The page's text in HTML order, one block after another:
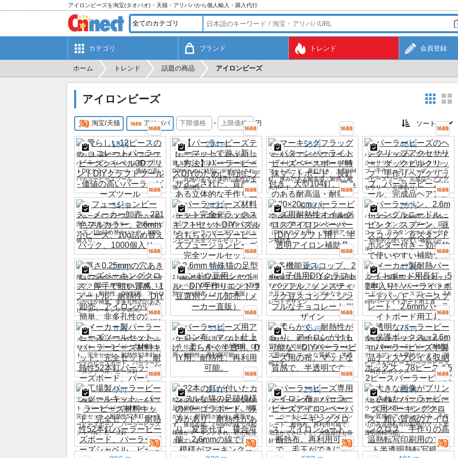
アイロンビーズを淘宝(タオバオ)・天猫・アリババから個人輸入・購入代行
カテゴリ ブランド トレンド 会員登録
ホーム トレンド 話題の商品 アイロンビーズ
アイロンビーズ
淘宝/天猫 アリババ - 円
18 円
愛らしい12ピースのチョコレート
パーラービーズシャベル3Dプリン
トDIYクラフトツール - 価値の高い
パーラービーズツール
264 円
【パーラービーズティーマットで
遊ぶ新しい方法】パーラービーズ
DIYのために特別にデザインされ
た、質感のある立体的な手作り生
地、耐熱性
55 円
マーキングフラッグとパターンパ
ーライトビーズベースボード特殊
マットボード、長釘付き、大型104
釘、厚みのある耐高温・耐熱・耐
火ボード。
46 円
パーラービーズのヘアクリップア
クセサリー、ダックビルクリッ
プ、手作りヘアクリップ、パーラ
ービーズツール、完成品ヘアアク
セサリー、在庫あり。
34 円
フュージョンビーズ、メーカー卸
売、221色フルカラー、2.6mm小ビ
ーズ、10g詰め替えパック、1000
個入り。
242 円
パーラービーズ材料キット完全デ
ラックスギフトセットDIYパズルお
もちゃパーラービーズフュージョ
ンビーズ完全ツールセット
0.88 円
20×20cm パーラービーズ用耐熱性
オイルグロスアイロンペーパー
（DIYクラフト用） - 半透明アイロ
ン補助具
26 円
パーラーペン、2.6mmシングルニ
ードル、ピンク、スプーン、豆ス
コップ、豆スタンドホルダー付き
– 効率的で使いやすい補助ツー
ル。
73 円
厚さ0.25mmの穴あきビーズベーキ
ングクロス、厚手で粗い質感、1メ
ートル、耐熱性、DIY卸売、アイロ
ンがけが簡単、非多孔性の穴あき
ビーズベーキングクロス。
9 円
2.6mm 特殊猫の足型エンドウ豆用
シャベル、DIY手作りエンドウ豆選
別ツール卸売（メーカー直販）
45 円
多機能豆スコップ、2-in-1子供用DI
Yクラフトバッフル、ノンスティッ
ク豆スコップ、シンプルなチョコ
レートデザイン
47 円
メーカー製耐熱パーライトボード
用長釘、52本入り、パーライトボ
ードパッド、ベースプレート、2.6
mmパーライトボード用工具
6 円
メーカー製パーラービーズツール
セット、パーラービーズ材料キッ
ト、完全セット、耐熱性52本釘パ
ーラービーズボード、パーラービ
ーズシャベル、ビーズ針
53 円
パーラービーズ用アイロン布、マ
ット仕上げ、柔らかく半透明、DIY
用、耐熱性、再利用可能。
35 円
柔らかく、耐熱性があり、アイロ
ンがけも可能な、DIYパーラービー
ズ用の布。マットな質感で、半透
明です。
76 円
透明なパーラービーズ保護ボック
ス、2.6mmパーラービーズ半製品
ディスプレイ＆収納ボックス、78
ピース＆52ピースパーラービーズ
一時停止ボックス
9 円
工場製パーラービーズツールキッ
ト、パーラービーズ材料キット、
完全セット、耐熱性52本釘パーラ
ービーズボード、パーラービーズ
シャベル、ビーズ針
134 円
82本の釘が付いたカラフルな猫の
足跡模様のパーゴラボード。厚み
があり、耐熱性があり、変形せ
ず、接合可能。2.6mmの線で市松
模様がマーキングされ、釘が延長
されています。
29 円
パーラービーズ専用アイロン布、
パーラービーズアイロンペーパ
ー、ベーキングクロス、アイロン
シート、断熱布。再利用可能で、
毛玉ができにくく、光透過性も良
好です。
82 円
大きな画像がプリントされたパー
ラービーズ用ベーキングクロス、
粗い質感のアイロンクロス、手作
りの高温熱転写印刷用のマット半
透明熱転写紙。